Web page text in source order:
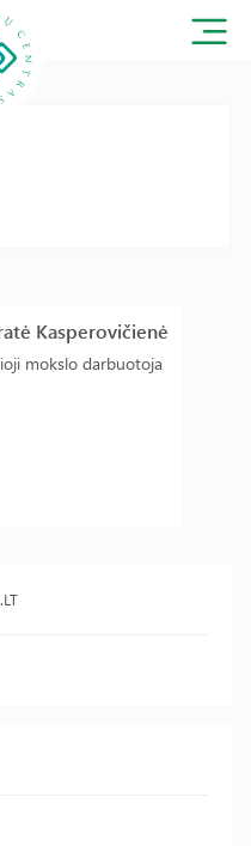
Kasperovičienė
mokslo darbuotoja